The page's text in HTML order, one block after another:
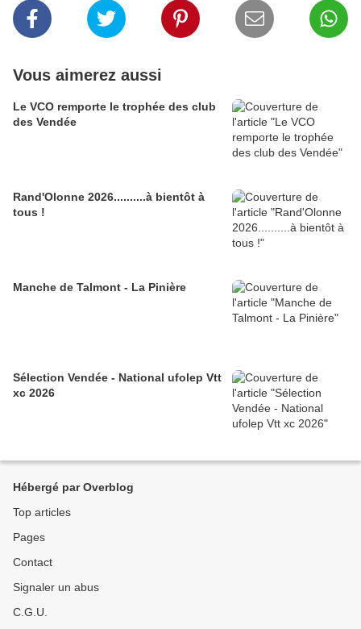
Vous aimerez aussi
Le VCO remporte le trophée des club
des Vendée
Rand'Olonne 2026..........à bientôt à
tous !
Manche de Talmont - La Pinière
Sélection Vendée - National ufolep Vtt
xc 2026
Hébergé par Overblog
Top articles
Pages
Contact
Signaler un abus
C.G.U.